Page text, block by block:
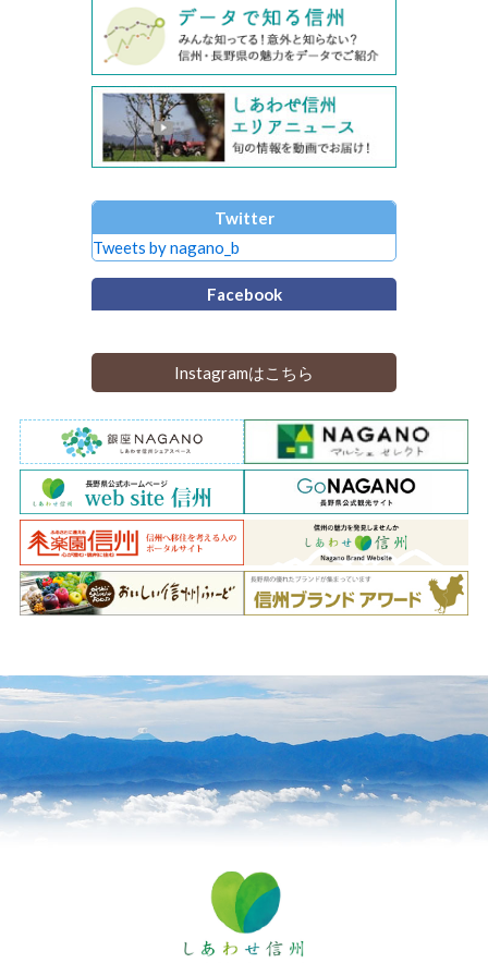
Twitter
Tweets by nagano_b
Facebook
Instagramはこちら